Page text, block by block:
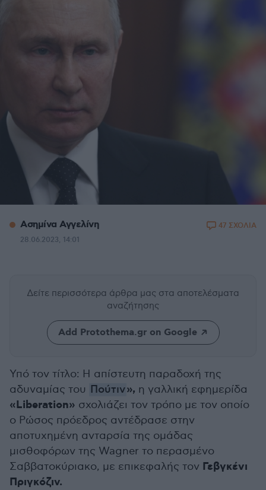
Ασημίνα Αγγελίνη
28.06.2023, 14:01
47 ΣΧΟΛΙΑ
Δείτε περισσότερα άρθρα μας στα αποτελέσματα
αναζήτησης
Add Protothema.gr on Google
Υπό τον τίτλο: Η απίστευτη παραδοχή της
αδυναμίας του Πούτιν», η γαλλική εφημερίδα
«Liberation» σχολιάζει τον τρόπο με τον οποίο
ο Ρώσος πρόεδρος αντέδρασε στην
αποτυχημένη ανταρσία της ομάδας
μισθοφόρων της Wagner το περασμένο
Σαββατοκύριακο, με επικεφαλής τον Γεβγκένι
Πριγκόζιν.